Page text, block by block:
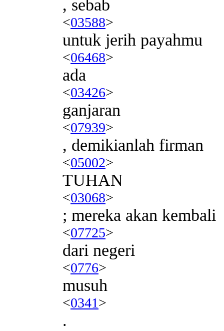
, sebab
<03588>
untuk jerih payahmu
<06468>
ada
<03426>
ganjaran
<07939>
, demikianlah firman
<05002>
TUHAN
<03068>
; mereka akan kembali
<07725>
dari negeri
<0776>
musuh
<0341>
.